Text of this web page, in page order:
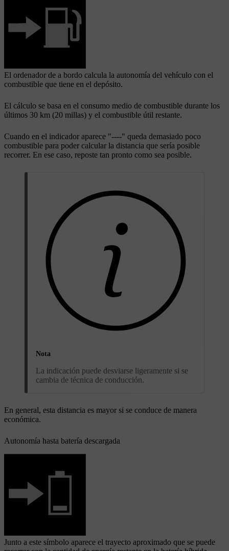
El ordenador de a bordo calcula la autonomía del vehículo con el
combustible que tiene en el depósito.
El cálculo se basa en el consumo medio de combustible durante los
últimos 30 km (20 millas) y el combustible útil restante.
Cuando en el indicador aparece "----" queda demasiado poco
combustible para poder calcular la distancia que sería posible
recorrer. En ese caso, reposte tan pronto como sea posible.
Nota
La indicación puede desviarse ligeramente si se
cambia de técnica de conducción.
En general, esta distancia es mayor si se conduce de manera
económica.
Autonomía hasta batería descargada
Junto a este símbolo aparece el trayecto aproximado que se puede